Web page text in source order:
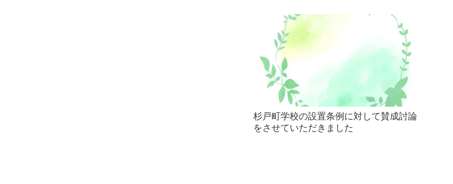
杉戸町学校の設置条例に対して賛成討論
をさせていただきました